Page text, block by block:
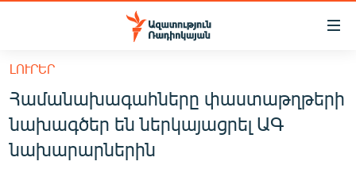
Մատչելիության
հիմնական
բովանդակությանը
Անցնել
հիմնական
մենյուին
ՔԱՂԱՔԱԿԱՆ
ԼՈՒՐԵՐ
Համանախագահները փաստաթղթերի
նախագծեր են ներկայացրել ԱԳ
նախարարներին